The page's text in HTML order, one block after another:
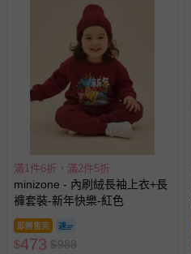
滿1件6折，滿2件5折
minizone - 內刷絨長袖上衣+長
褲套裝-新年快樂-紅色
即將售完
$473 $988